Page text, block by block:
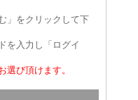
」をクリックして下
を入力し「ログイ
び頂けます。